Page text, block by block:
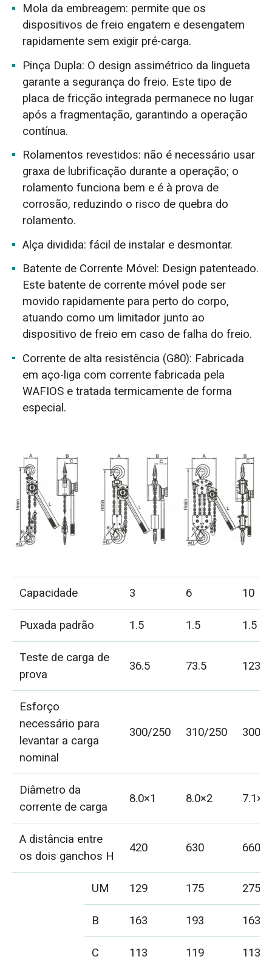
Mola da embreagem: permite que os
dispositivos de freio engatem e desengatem
rapidamente sem exigir pré-carga.
Pinça Dupla: O design assimétrico da lingueta
garante a segurança do freio. Este tipo de
placa de fricção integrada permanece no lugar
após a fragmentação, garantindo a operação
contínua.
Rolamentos revestidos: não é necessário usar
graxa de lubrificação durante a operação; o
rolamento funciona bem e é à prova de
corrosão, reduzindo o risco de quebra do
rolamento.
Alça dividida: fácil de instalar e desmontar.
Batente de Corrente Móvel: Design patenteado.
Este batente de corrente móvel pode ser
movido rapidamente para perto do corpo,
atuando como um limitador junto ao
dispositivo de freio em caso de falha do freio.
Corrente de alta resistência (G80): Fabricada
em aço-liga com corrente fabricada pela
WAFIOS e tratada termicamente de forma
especial.
Capacidade 3 6
10
Puxada padrão
1.5 1.5
1.5
Teste de carga de
prova
36.5 73.5 123
Esforço
necessário para
levantar a carga
nominal
300/250 310/250 300/
Diâmetro da
corrente de carga
8.0×1 8.0×2 7.1×4
A distância entre
os dois ganchos H
420 630 660
UM 129 175
275
B
163 193
163
C
113 119
113